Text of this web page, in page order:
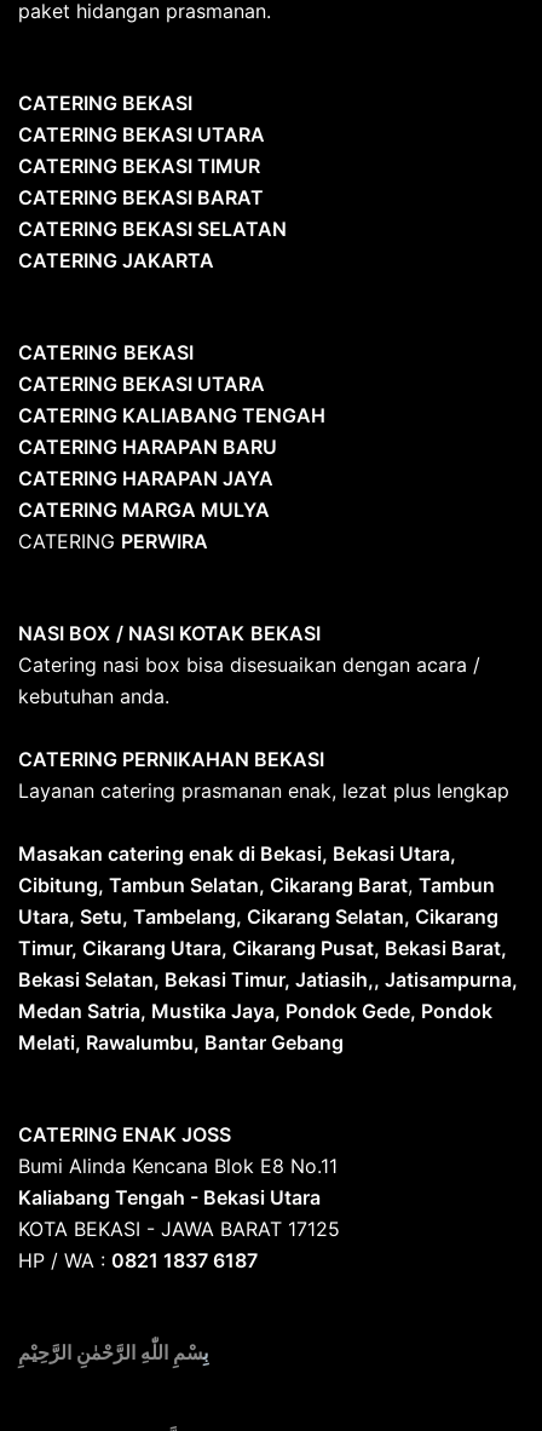
paket hidangan prasmanan.
CATERING BEKASI
CATERING BEKASI UTARA
CATERING BEKASI TIMUR
CATERING BEKASI BARAT
CATERING BEKASI SELATAN
CATERING JAKARTA
CATERING BEKASI
CATERING BEKASI UTARA
CATERING KALIABANG TENGAH
CATERING HARAPAN BARU
CATERING HARAPAN JAYA
CATERING MARGA MULYA
CATERING PERWIRA
NASI BOX / NASI KOTAK BEKASI
Catering nasi box bisa disesuaikan dengan acara /
kebutuhan anda.
CATERING PERNIKAHAN BEKASI
Layanan catering prasmanan enak, lezat plus lengkap
Masakan catering enak di Bekasi, Bekasi Utara,
Cibitung, Tambun Selatan, Cikarang Barat, Tambun
Utara, Setu, Tambelang, Cikarang Selatan, Cikarang
Timur, Cikarang Utara, Cikarang Pusat, Bekasi Barat,
Bekasi Selatan, Bekasi Timur, Jatiasih,, Jatisampurna,
Medan Satria, Mustika Jaya, Pondok Gede, Pondok
Melati, Rawalumbu, Bantar Gebang
CATERING ENAK JOSS
Bumi Alinda Kencana Blok E8 No.11
Kaliabang Tengah - Bekasi Utara
KOTA BEKASI - JAWA BARAT 17125
HP / WA : 0821 1837 6187
بِسْمِ اللّٰهِ الرَّحْمٰنِ الرَّحِيْمِ